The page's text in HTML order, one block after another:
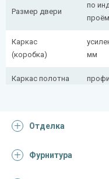
Размер двери
по
Каркас
(коробка)
мм
Каркас полотна
Притворная
Ребра жесткости
Отделка
Фурнитура